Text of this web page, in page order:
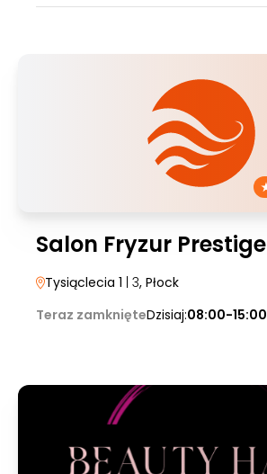
Salon Fryzur Prestige
Tysiąclecia 1 | 3, Płock
Teraz zamknięteDzisiaj:08:00-15:00